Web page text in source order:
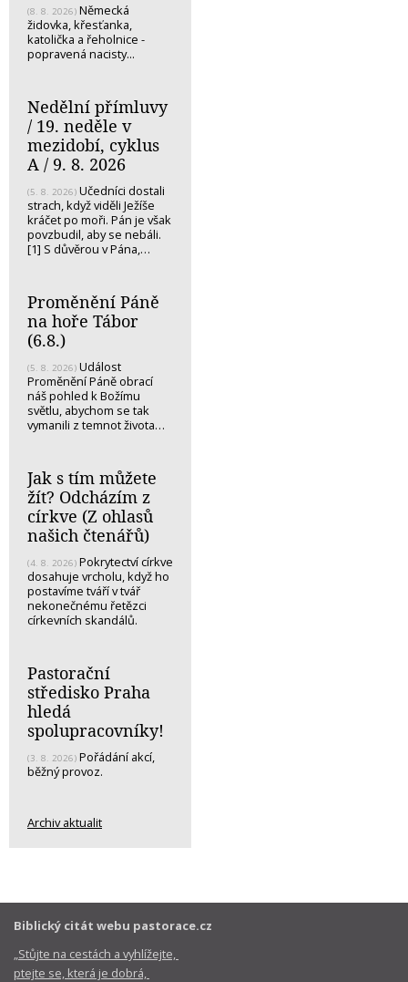
(8. 8. 2026) Německá
židovka, křesťanka,
katolička a řeholnice -
popravená nacisty...
Nedělní přímluvy
/ 19. neděle v
mezidobí, cyklus
A / 9. 8. 2026
(5. 8. 2026) Učedníci dostali
strach, když viděli Ježíše
kráčet po moři. Pán je však
povzbudil, aby se nebáli.
[1] S důvěrou v Pána,…
Proměnění Páně
na hoře Tábor
(6.8.)
(5. 8. 2026) Událost
Proměnění Páně obrací
náš pohled k Božímu
světlu, abychom se tak
vymanili z temnot života…
Jak s tím můžete
žít? Odcházím z
církve (Z ohlasů
našich čtenářů)
(4. 8. 2026) Pokrytectví církve
dosahuje vrcholu, když ho
postavíme tváří v tvář
nekonečnému řetězci
církevních skandálů.
Pastorační
středisko Praha
hledá
spolupracovníky!
(3. 8. 2026) Pořádání akcí,
běžný provoz.
Archiv aktualit
Biblický citát webu pastorace.cz
„Stůjte na cestách a vyhlížejte,
ptejte se, která je dobrá,